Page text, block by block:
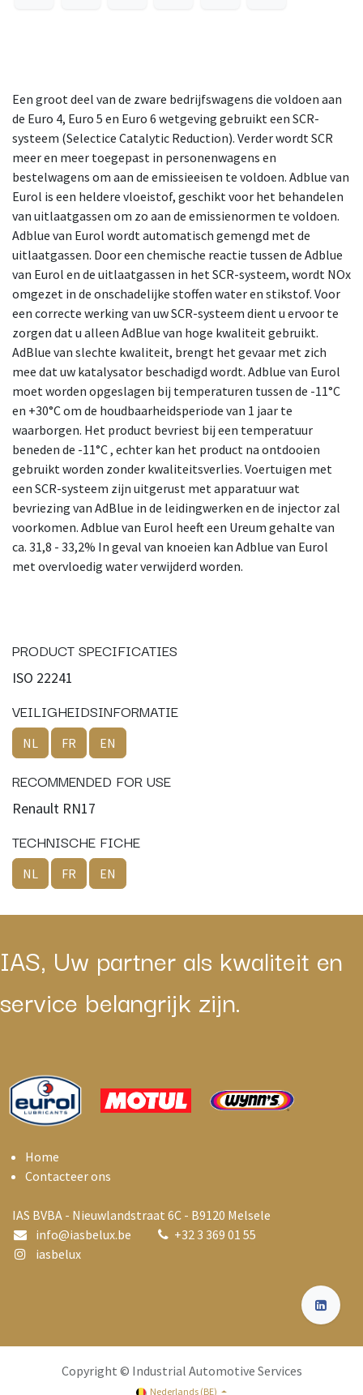
Een groot deel van de zware bedrijfswagens die voldoen aan
de Euro 4, Euro 5 en Euro 6 wetgeving gebruikt een SCR-
systeem (Selectice Catalytic Reduction). Verder wordt SCR
meer en meer toegepast in personenwagens en
bestelwagens om aan de emissieeisen te voldoen. Adblue van
Eurol is een heldere vloeistof, geschikt voor het behandelen
van uitlaatgassen om zo aan de emissienormen te voldoen.
Adblue van Eurol wordt automatisch gemengd met de
uitlaatgassen. Door een chemische reactie tussen de Adblue
van Eurol en de uitlaatgassen in het SCR-systeem, wordt NOx
omgezet in de onschadelijke stoffen water en stikstof. Voor
een correcte werking van uw SCR-systeem dient u ervoor te
zorgen dat u alleen AdBlue van hoge kwaliteit gebruikt.
AdBlue van slechte kwaliteit, brengt het gevaar met zich
mee dat uw katalysator beschadigd wordt. Adblue van Eurol
moet worden opgeslagen bij temperaturen tussen de -11°C
en +30°C om de houdbaarheidsperiode van 1 jaar te
waarborgen. Het product bevriest bij een temperatuur
beneden de -11°C , echter kan het product na ontdooien
gebruikt worden zonder kwaliteitsverlies. Voertuigen met
een SCR-systeem zijn uitgerust met apparatuur wat
bevriezing van AdBlue in de leidingwerken en de injector zal
voorkomen. Adblue van Eurol heeft een Ureum gehalte van
ca. 31,8 - 33,2% In geval van knoeien kan Adblue van Eurol
met overvloedig water verwijderd worden.
PRODUCT SPECIFICATIES
ISO 22241
VEILIGHEIDSINFORMATIE
NL FR EN
RECOMMENDED FOR USE
Renault RN17
TECHNISCHE FICHE
NL FR EN
IAS, Uw partner als kwaliteit en
service belangrijk zijn.
Home
Contacteer ons
IAS BVBA - Nieuwlandstraat 6C - B9120 Melsele
info@iasbelux.be +32 3 369 01 55
iasbelux
Copyright © Industrial Automotive Services
Nederlands (BE)